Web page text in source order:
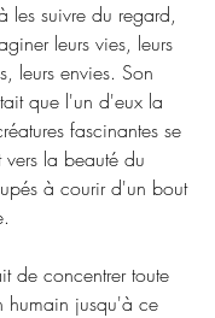
les suivre du regard,
leurs vies, leurs
leurs envies. Son
que l'un d'eux la
fascinantes se
vers la beauté du
à courir d'un bout
de concentrer toute
humain jusqu'à ce